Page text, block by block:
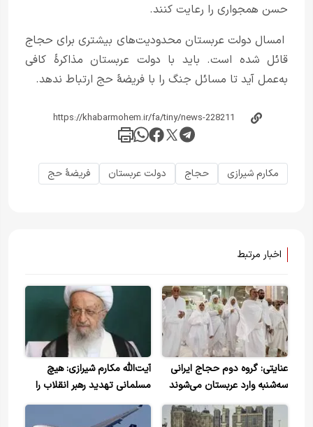
حسن همجواری را رعایت کنند.
امسال دولت عربستان محدودیت‌های بیشتری برای حجاج
قائل شده است. باید با دولت عربستان مذاکرهٔ کافی
به‌عمل آید تا مسائل جنگ را با فریضهٔ حج ارتباط ندهد.
مکارم شیرازی حجاج دولت عربستان فریضهٔ حج
اخبار مرتبط
عنایتی: گروه دوم حجاج ایرانی
سه‌شنبه وارد عربستان می‌شوند
آیت‌الله مکارم شیرازی: هیچ
مسلمانی تهدید رهبر انقلاب را
برنمی‌تابد